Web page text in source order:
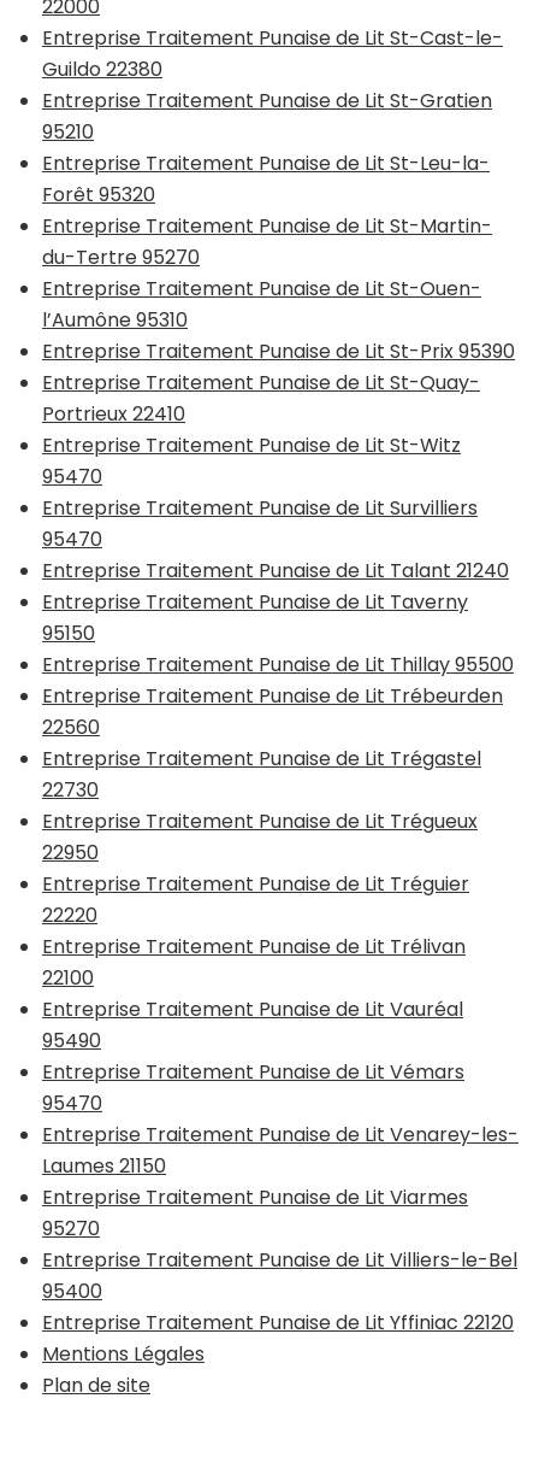
22000
Entreprise Traitement Punaise de Lit St-Cast-le-
Guildo 22380
Entreprise Traitement Punaise de Lit St-Gratien
95210
Entreprise Traitement Punaise de Lit St-Leu-la-
Forêt 95320
Entreprise Traitement Punaise de Lit St-Martin-
du-Tertre 95270
Entreprise Traitement Punaise de Lit St-Ouen-
l’Aumône 95310
Entreprise Traitement Punaise de Lit St-Prix 95390
Entreprise Traitement Punaise de Lit St-Quay-
Portrieux 22410
Entreprise Traitement Punaise de Lit St-Witz
95470
Entreprise Traitement Punaise de Lit Survilliers
95470
Entreprise Traitement Punaise de Lit Talant 21240
Entreprise Traitement Punaise de Lit Taverny
95150
Entreprise Traitement Punaise de Lit Thillay 95500
Entreprise Traitement Punaise de Lit Trébeurden
22560
Entreprise Traitement Punaise de Lit Trégastel
22730
Entreprise Traitement Punaise de Lit Trégueux
22950
Entreprise Traitement Punaise de Lit Tréguier
22220
Entreprise Traitement Punaise de Lit Trélivan
22100
Entreprise Traitement Punaise de Lit Vauréal
95490
Entreprise Traitement Punaise de Lit Vémars
95470
Entreprise Traitement Punaise de Lit Venarey-les-
Laumes 21150
Entreprise Traitement Punaise de Lit Viarmes
95270
Entreprise Traitement Punaise de Lit Villiers-le-Bel
95400
Entreprise Traitement Punaise de Lit Yffiniac 22120
Mentions Légales
Plan de site